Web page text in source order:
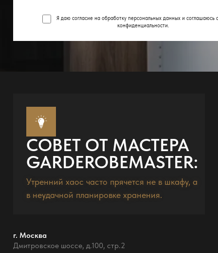
Я даю согласие на обработку персональных данных и соглашаюсь
конфиденциальности
СОВЕТ ОТ МАСТЕРА
GARDEROBEMASTER:
Утренний хаос часто прячется не в шкафу, а
в неудачной планировке хранения.
г. Москва
Дмитровское шоссе, д.100, стр.2